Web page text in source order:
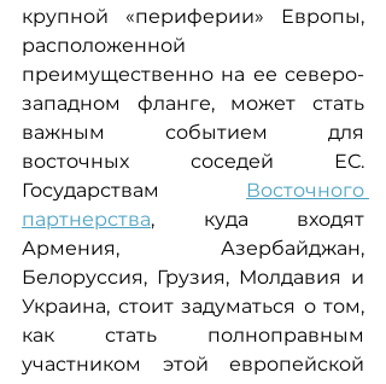
крупной «периферии» Европы,
расположенной
преимущественно на ее северо-
западном фланге, может стать
важным событием для
восточных соседей ЕС.
Государствам
Восточного
партнерства, куда входят
Армения, Азербайджан,
Белоруссия, Грузия, Молдавия и
Украина, стоит задуматься о том,
как стать полноправным
участником этой европейской